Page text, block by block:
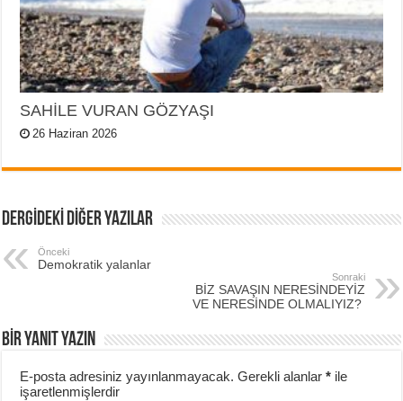
SAHİLE VURAN GÖZYAŞI
26 Haziran 2026
DERGİDEKİ DİĞER YAZILAR
Önceki
Demokratik yalanlar
Sonraki
BİZ SAVAŞIN NERESİNDEYİZ
VE NERESİNDE OLMALIYIZ?
BIR YANIT YAZIN
E-posta adresiniz yayınlanmayacak. Gerekli alanlar* ile
işaretlenmişlerdir